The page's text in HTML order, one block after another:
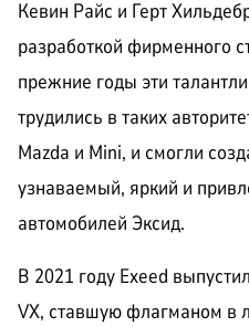
Кевин Райс и Герт
разработкой фирменного
прежние годы эти
трудились в таких
Mazda и Mini, и смогли
узнаваемый, яркий и
автомобилей Эксид.
В 2021 году Exeed
VX, ставшую флагманом в